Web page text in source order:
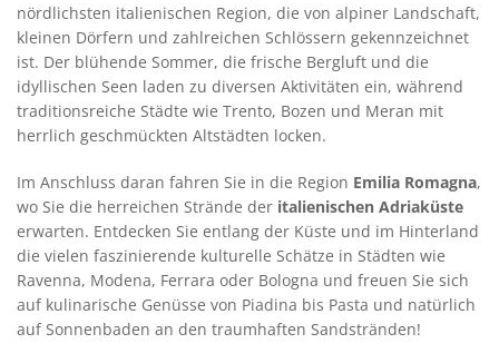
nördlichsten italienischen Region, die von alpiner Landschaft,
kleinen Dörfern und zahlreichen Schlössern gekennzeichnet
ist. Der blühende Sommer, die frische Bergluft und die
idyllischen Seen laden zu diversen Aktivitäten ein, während
traditionsreiche Städte wie Trento, Bozen und Meran mit
herrlich geschmückten Altstädten locken.
Im Anschluss daran fahren Sie in die Region Emilia Romagna,
wo Sie die herreichen Strände der italienischen Adriaküste
erwarten. Entdecken Sie entlang der Küste und im Hinterland
die vielen faszinierende kulturelle Schätze in Städten wie
Ravenna, Modena, Ferrara oder Bologna und freuen Sie sich
auf kulinarische Genüsse von Piadina bis Pasta und natürlich
auf Sonnenbaden an den traumhaften Sandstränden!